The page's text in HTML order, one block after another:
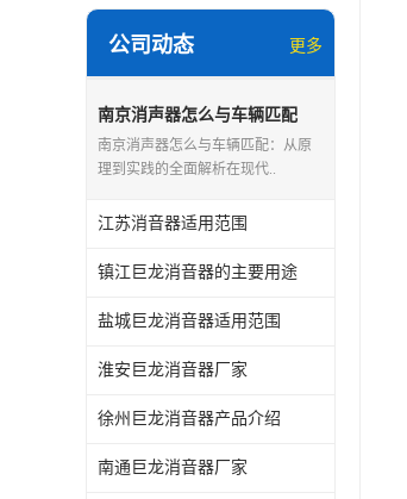
公司动态 更多
南京消声器怎么与车辆匹配
南京消声器怎么与车辆匹配：从原
理到实践的全面解析在现代..
江苏消音器适用范围
镇江巨龙消音器的主要用途
盐城巨龙消音器适用范围
淮安巨龙消音器厂家
徐州巨龙消音器产品介绍
南通巨龙消音器厂家